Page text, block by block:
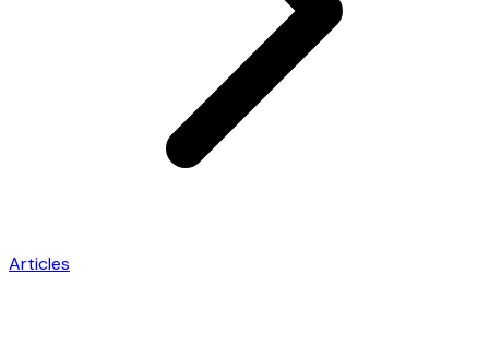
Articles